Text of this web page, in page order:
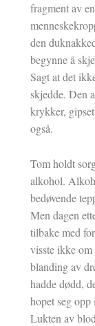
fragment av
den
begynne å
Sagt at det
skjedde. Den
krykker,
også.
Tom holdt
alkohol.
bedøvende
Men dagen
tilbake med
visste ikke
blanding av
hadde dødd,
hopet seg
Lukten av